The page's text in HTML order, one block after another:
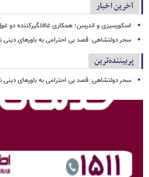
آخرین اخبار
اسکورسیزی و اندرسن؛ همکاری غافلگیرکننده دو
سحر دولتشاهی: قصد بی احترامی به باورهای دینی
پربیننده‌ترین
سحر دولتشاهی: قصد بی احترامی به باورهای دینی